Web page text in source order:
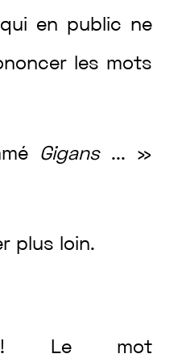
qui en public ne
les mots
Gigans ... »
plus loin.
! Le mot